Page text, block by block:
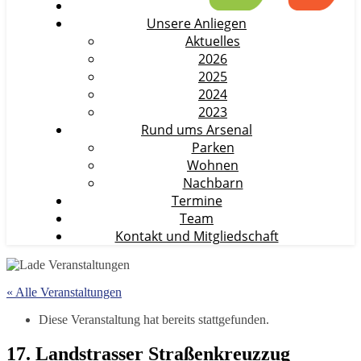
Unsere Anliegen
Aktuelles
2026
2025
2024
2023
Rund ums Arsenal
Parken
Wohnen
Nachbarn
Termine
Team
Kontakt und Mitgliedschaft
« Alle Veranstaltungen
Diese Veranstaltung hat bereits stattgefunden.
17. Landstrasser Straßenkreuzzug